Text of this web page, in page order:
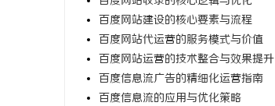
百度网站建设的核心要素与流程
百度网站代运营的服务模式与价值
百度网站运营的技术整合与效果提升
百度信息流广告的精细化运营指南
百度信息流的应用与优化策略